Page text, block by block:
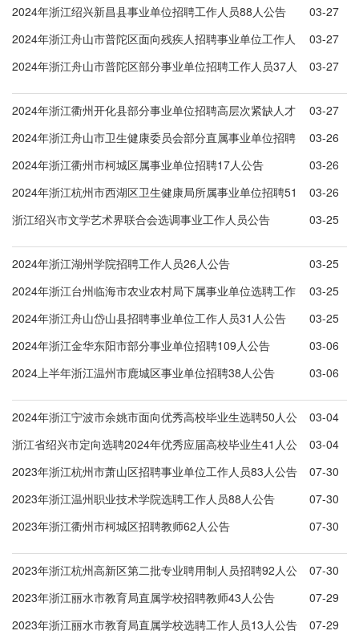
2024年浙江绍兴新昌县事业单位招聘工作人员88人公告
03-27
2024年浙江舟山市普陀区面向残疾人招聘事业单位工作人
员公告
03-27
2024年浙江舟山市普陀区部分事业单位招聘工作人员37人
03-27
2024年浙江衢州开化县部分事业单位招聘高层次紧缺人才
13人公告(第5号)
03-27
2024年浙江舟山市卫生健康委员会部分直属事业单位招聘
50人公告(第二批)
03-26
2024年浙江衢州市柯城区属事业单位招聘17人公告
03-26
2024年浙江杭州市西湖区卫生健康局所属事业单位招聘51
人公告
03-26
浙江绍兴市文学艺术界联合会选调事业工作人员公告
03-25
2024年浙江湖州学院招聘工作人员26人公告
03-25
2024年浙江台州临海市农业农村局下属事业单位选聘工作
人员公告
03-25
2024年浙江舟山岱山县招聘事业单位工作人员31人公告
03-25
2024年浙江金华东阳市部分事业单位招聘109人公告
03-06
2024上半年浙江温州市鹿城区事业单位招聘38人公告
03-06
2024年浙江宁波市余姚市面向优秀高校毕业生选聘50人公
告
03-04
浙江省绍兴市定向选聘2024年优秀应届高校毕业生41人公
告
03-04
2023年浙江杭州市萧山区招聘事业单位工作人员83人公告
07-30
2023年浙江温州职业技术学院选聘工作人员88人公告
07-30
2023年浙江衢州市柯城区招聘教师62人公告
07-30
2023年浙江杭州高新区第二批专业聘用制人员招聘92人公
告
07-30
2023年浙江丽水市教育局直属学校招聘教师43人公告
07-29
2023年浙江丽水市教育局直属学校选聘工作人员13人公告
07-29